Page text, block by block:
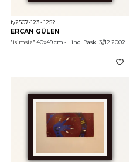
iy2507-123 - 1252
ERCAN GÜLEN
"isimsiz" 40x49 cm - Linol Baskı 3//12 2002